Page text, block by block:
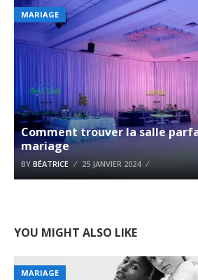
MARIAGE
Comment trouver la salle
mariage
BY BÉATRICE 25 JANVIER 2024
YOU MIGHT ALSO LIKE
MARIAGE